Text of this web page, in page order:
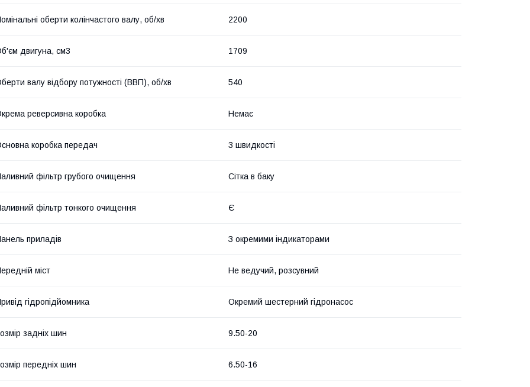
оберти колінчастого валу, об/хв 2200
двигуна, cм3 1709
валу відбору потужності (ВВП), об/хв 540
реверсивна коробка Немає
коробка передач 3 швидкості
фільтр грубого очищення Сітка в баку
фільтр тонкого очищення Є
приладів З окремими індикаторами
міст Не ведучий, розсувний
гідропідйомника Окремий шестерний гідронасос
задніх шин 9.50-20
передніх шин 6.50-16